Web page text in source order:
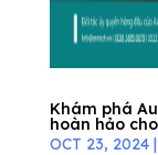
Khám phá
hoàn hảo
OCT 23, 2024|